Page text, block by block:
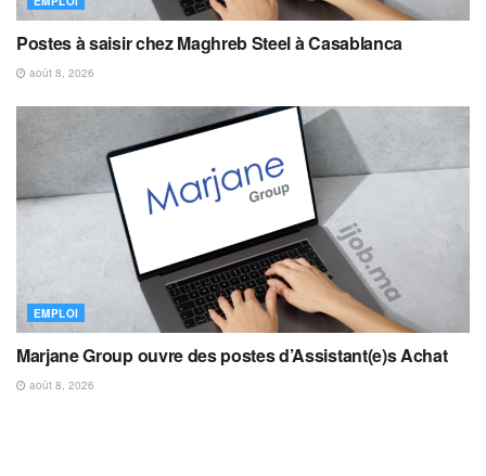
Postes à saisir chez Maghreb Steel à Casablanca
août 8, 2026
EMPLOI
Marjane Group ouvre des postes d’Assistant(e)s Achat
août 8, 2026